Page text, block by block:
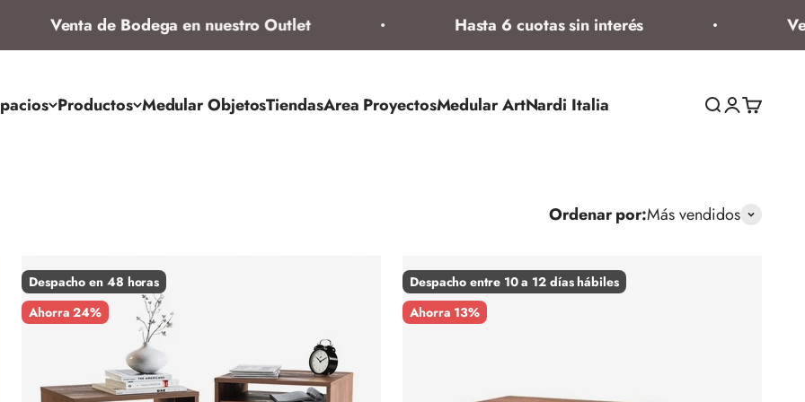
Venta de Bodega en nuestro Outlet Hasta 6 cuotas sin interés Venta
Productos Medular ObjetosTiendasArea ProyectosMedular ArtNardi Italia Abrir búsqueda
AbrirAbrir
Ordenar por:Más vendidos
Despacho en 48 horas
Ahorra 24%
Despacho entre 10 a 12 días hábiles
Ahorra 13%